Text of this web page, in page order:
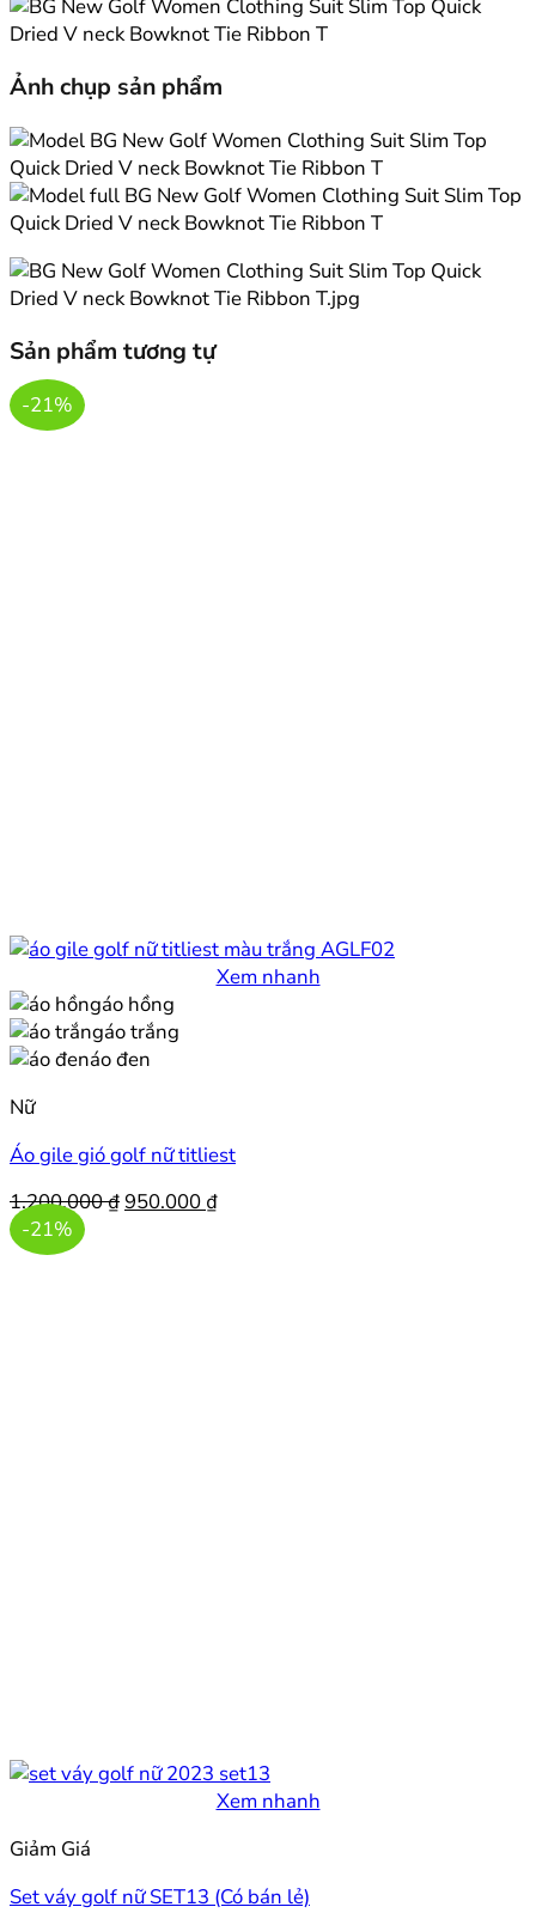
Ảnh chụp sản phẩm
Sản phẩm tương tự
-21%
Xem nhanh
áo hồng
áo trắng
áo đen
Nữ
Áo gile gió golf nữ titliest
1.200.000₫Giá
950.000 ₫Giá
-21%
Xem nhanh
Giảm Giá
Set váy golf nữ SET13 (Có bán lẻ)